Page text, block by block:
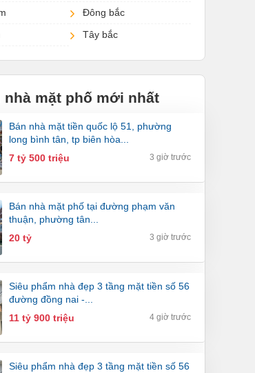
Đông bắc
Tây bắc
nhà mặt phố mới nhất
bán nhà mặt tiền quốc lộ 51, phường
long bình tân, tp biên hòa...
7 tỷ 500 triệu
3 giờ trước
bán nhà mặt phố tại đường phạm văn
thuận, phường tân...
20 tỷ
3 giờ trước
siêu phẩm nhà đẹp 3 tầng mặt tiền số 56
đường đồng nai -...
11 tỷ 900 triệu
4 giờ trước
siêu phẩm nhà đẹp 3 tầng mặt tiền số 56